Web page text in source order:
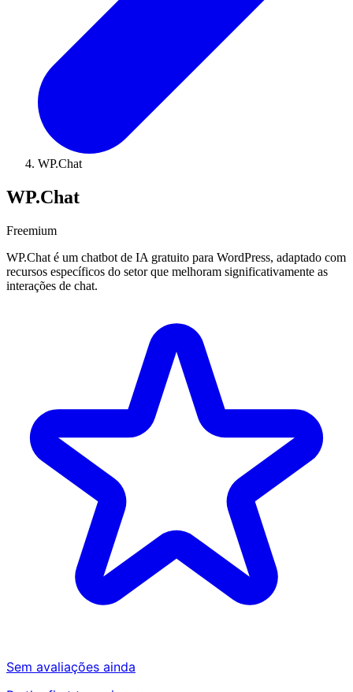
WP.Chat
WP.Chat
Freemium
WP.Chat é um chatbot de IA gratuito para WordPress, adaptado com
recursos específicos do setor que melhoram significativamente as
interações de chat.
Sem avaliações ainda